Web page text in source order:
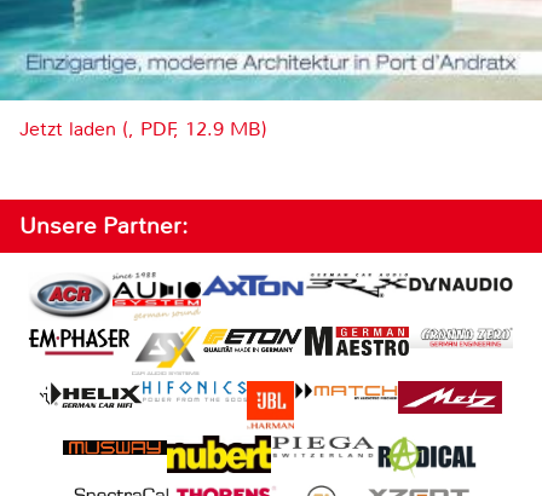
Jetzt laden (, PDF, 12.9 MB)
Unsere Partner: